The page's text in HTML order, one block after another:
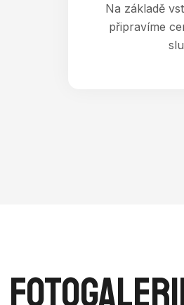
Na základě
připravíme